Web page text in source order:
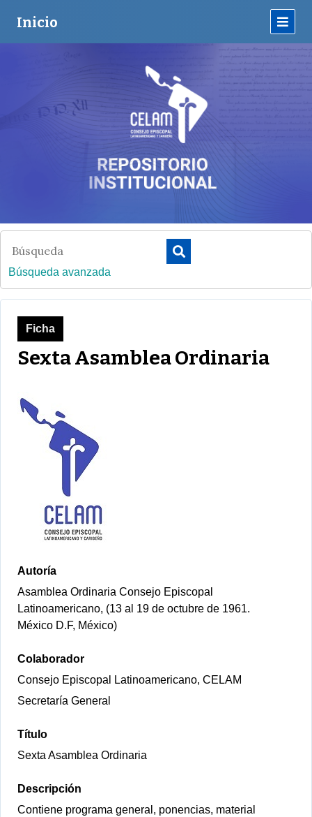
Inicio
Búsqueda avanzada
Sexta Asamblea Ordinaria
Ficha
Autoría
Asamblea Ordinaria Consejo Episcopal
Latinoamericano, (13 al 19 de octubre de 1961.
México D.F, México)
Colaborador
Consejo Episcopal Latinoamericano, CELAM
Secretaría General
Título
Sexta Asamblea Ordinaria
Descripción
Contiene programa general, ponencias, material